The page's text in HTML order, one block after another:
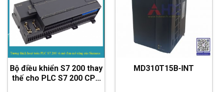
Bộ điều khiển S7 200 thay
thế cho PLC S7 200 CPU
MD310T15B-INT